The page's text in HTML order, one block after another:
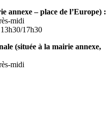
annexe – place de l’Europe) :
midi
17h30
(située à la mairie annexe,
midi